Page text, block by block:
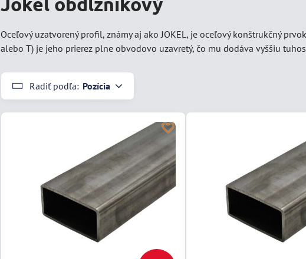
Oceľový uzatvorený profil, známy aj ako JOKEL, je oceľový konštrukčný
alebo T) je jeho prierez plne obvodovo uzavretý, čo mu dodáva vyššiu
Radiť podľa: Pozícia